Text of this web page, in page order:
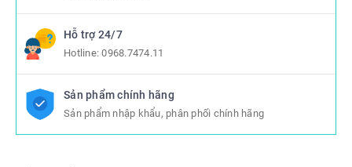
Hỗ trợ 24/7
Hotline:0968.7474.11
Sản phẩm chính hãng
Sản phẩm nhập khẩu, phân phối chính hãng